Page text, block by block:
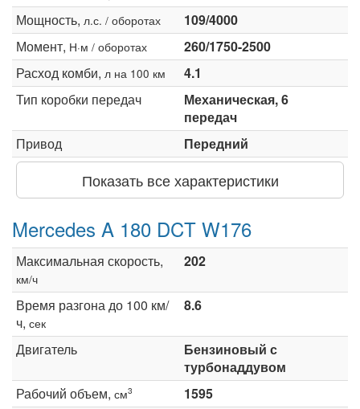
Мощность, л.с. / оборотах
109/4000
Момент, Н·м / оборотах
260/1750-2500
Расход комби, л на 100 км
4.1
Тип коробки передач
Механическая, 6
передач
Привод
Передний
Показать все характеристики
Mercedes A 180 DCT W176
Максимальная скорость,
км/ч
202
Время разгона до 100 км/
ч, сек
8.6
Двигатель
Бензиновый с
турбонаддувом
Рабочий объем, см3
1595